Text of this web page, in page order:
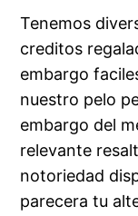
Tenemos
creditos
embargo
nuestro pelo
embargo del
relevante
notoriedad
parecera tu